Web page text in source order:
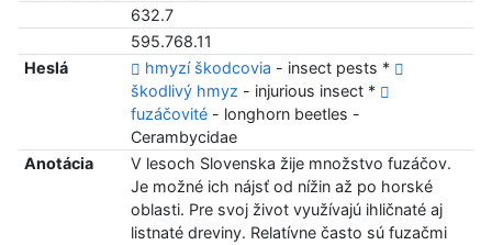
632.7
595.768.11
Heslá
hmyzí škodcovia - insect pests *
škodlivý hmyz - injurious insect *
fuzáčovité- longhorn beetles -
Cerambycidae
Anotácia
V lesoch Slovenska žije množstvo fuzáčov.
Je možné ich nájsť od nížin až po horské
oblasti. Pre svoj život využívajú ihličnaté aj
listnaté dreviny. Relatívne často sú fuzačmi